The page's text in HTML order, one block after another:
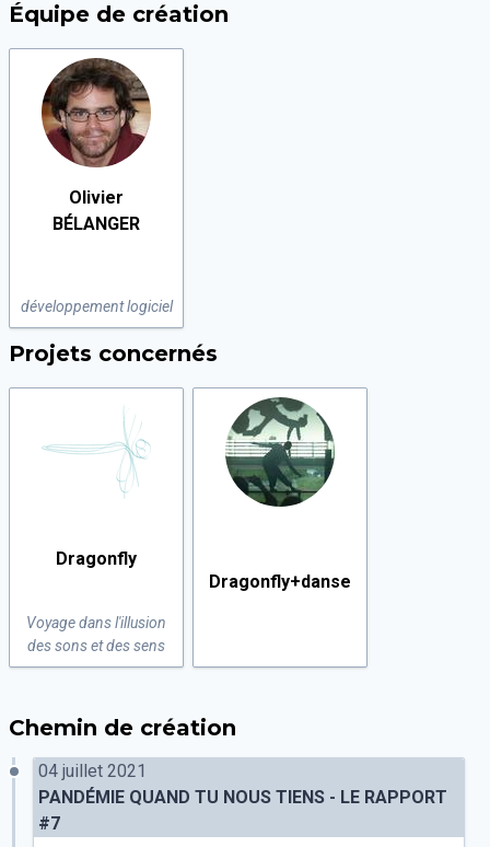
Équipe de création
Olivier
BÉLANGER
développement logiciel
Projets concernés
Dragonfly
Voyage dans l'illusion
des sons et des sens
Dragonfly+danse
Chemin de création
04 juillet 2021
PANDÉMIE QUAND TU NOUS TIENS - LE RAPPORT
#7